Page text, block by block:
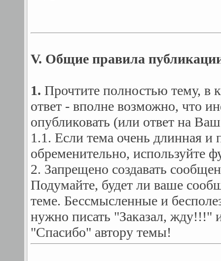
V. Общие правила
1. Прочтите полностью тему, в
ответ - вполне возможно, что
опубликовать (или ответ на
1.1. Если тема очень длинная и
обременительно, используйте
2. Запрещено создавать
Подумайте, будет ли ваше
теме. Бессмысленные и
нужно писать "Заказал,
"Спасибо" автору темы!